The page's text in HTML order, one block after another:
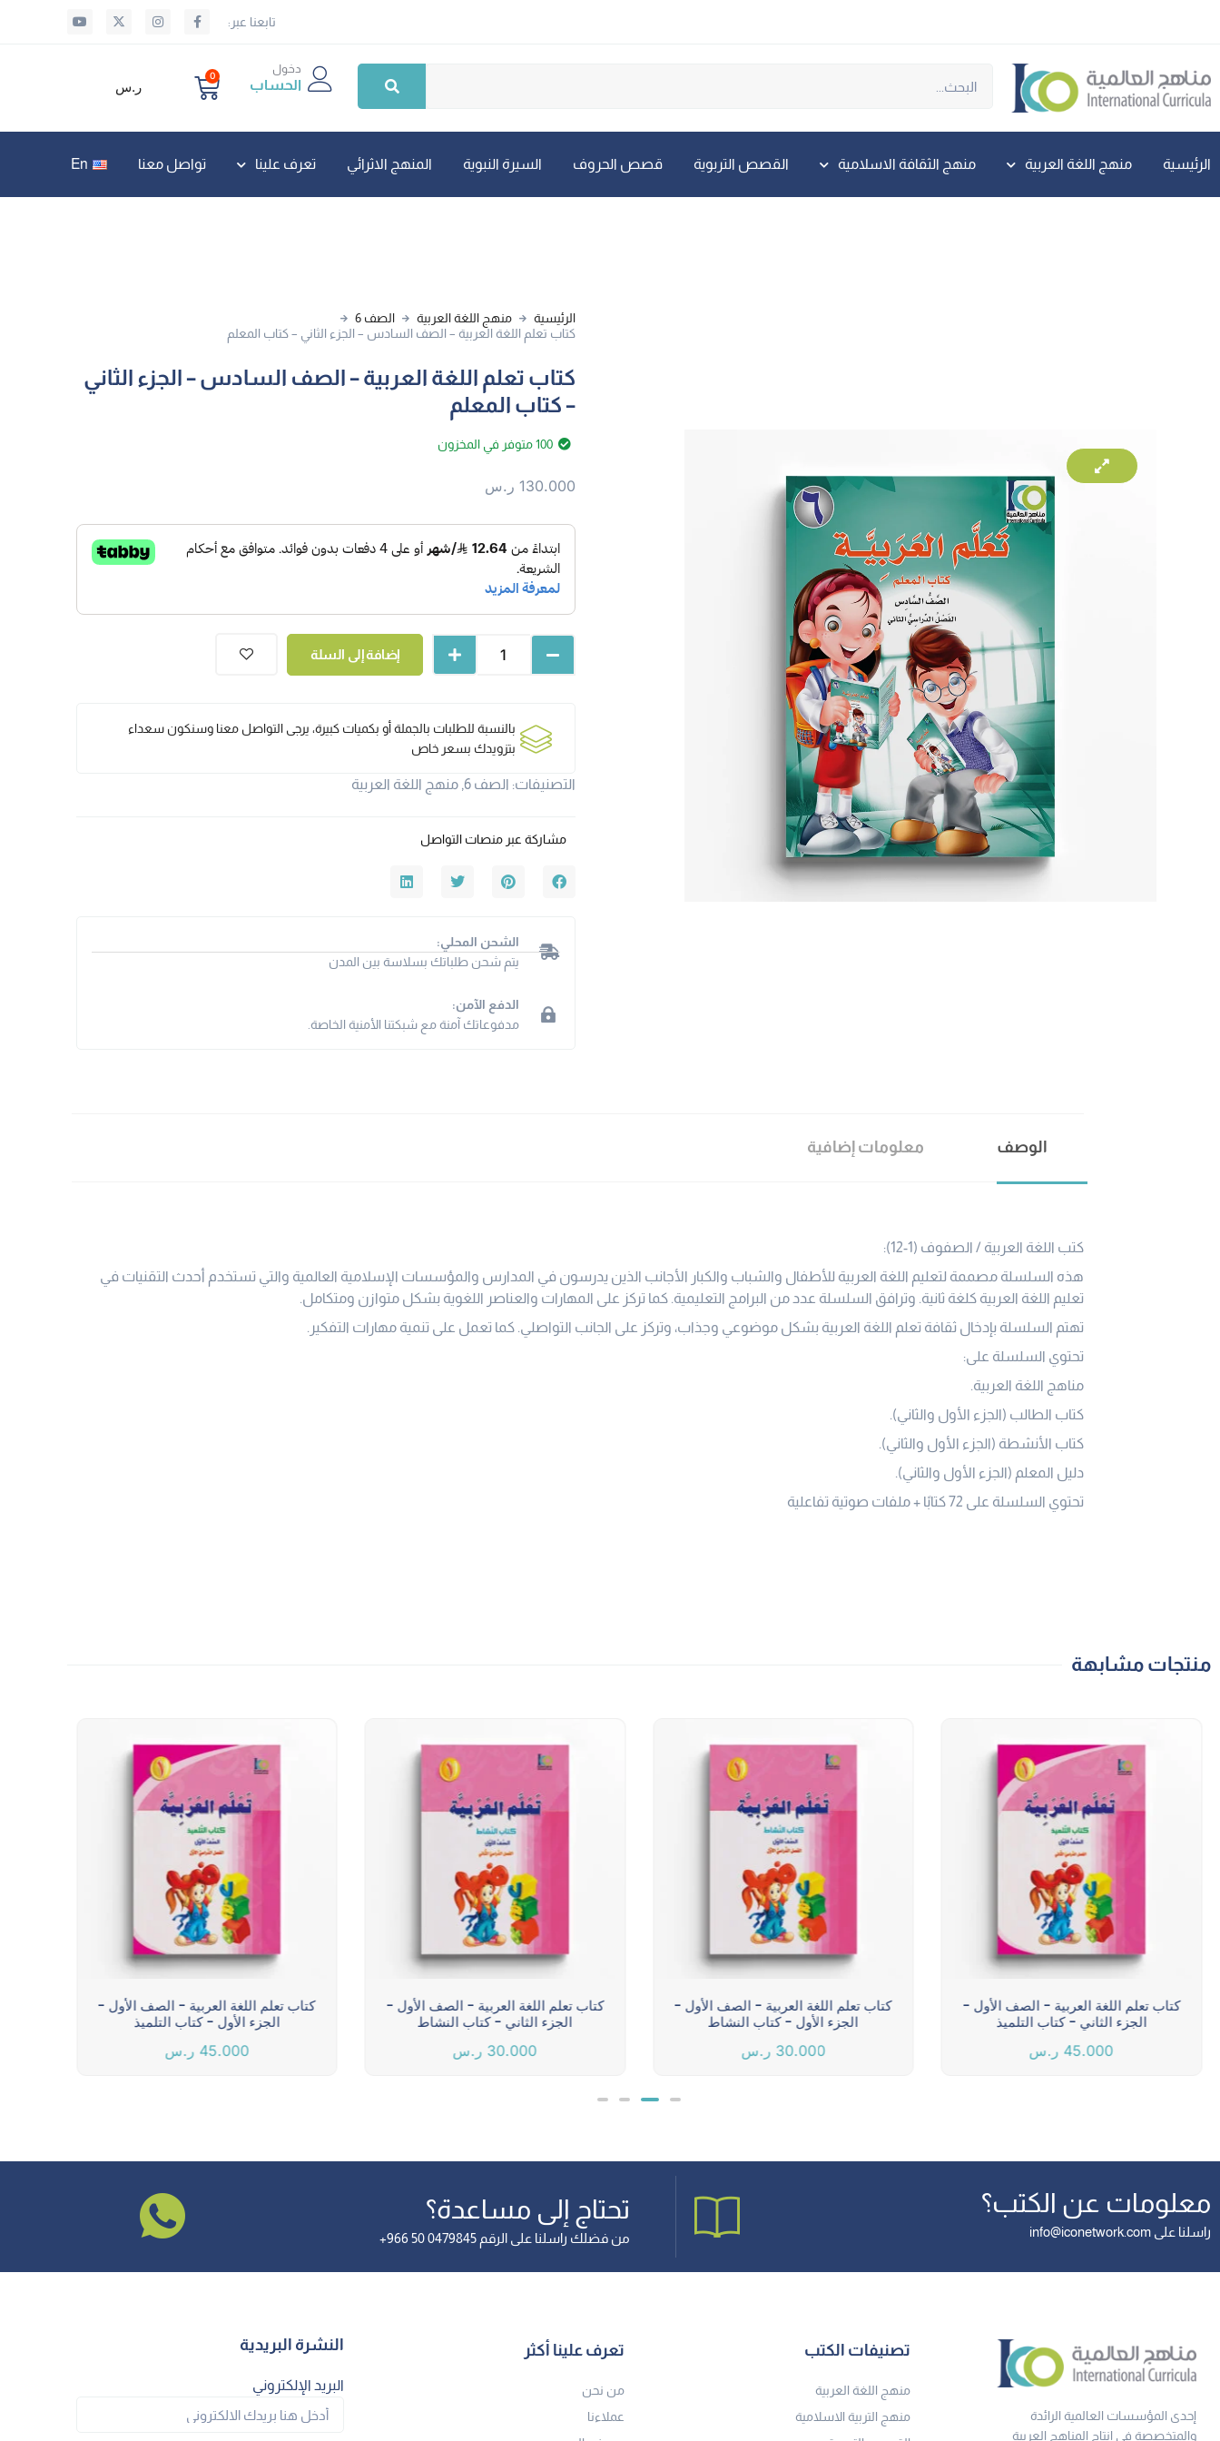
تابعنا عبر:
دخول
الحساب
0
ر.س
الرئيسية منهج اللغة العربية منهج الثقافة الاسلامية القصص التربوية قصص الحروف السيرة النبوية المنهج الاثرائي تعرف علينا تواصل معنا En
الرئيسية منهج اللغة العربية
الصف 6
كتاب تعلم اللغة العربية – الصف السادس – الجزء الثاني – كتاب المعلم
كتاب تعلم اللغة العربية – الصف السادس – الجزء الثاني
– كتاب المعلم
100 متوفر في المخزون
130.000 ر.س
إضافة إلى السلة
بالنسبة للطلبات بالجملة أو بكميات كبيرة، يرجى التواصل معنا وسنكون سعداء
بتزويدك بسعر خاص
التصنيفات: الصف 6 , منهج اللغة العربية
مشاركة عبر منصات التواصل
الشحن المحلي:
يتم شحن طلباتك بسلاسة بين المدن
الدفع الآمن:
مدفوعاتك آمنة مع شبكتنا الأمنية الخاصة.
الوصف معلومات إضافية
كتب اللغة العربية / الصفوف (1-12):
هذه السلسلة مصممة لتعليم اللغة العربية للأطفال والشباب والكبار الأجانب الذين يدرسون في المدارس والمؤسسات الإسلامية العالمية والتي تستخدم أحدث التقنيات في
تعليم اللغة العربية كلغة ثانية. وترافق السلسلة عدد من البرامج التعليمية. كما تركز على المهارات والعناصر اللغوية بشكل متوازن ومتكامل.
تهتم السلسلة بإدخال ثقافة تعلم اللغة العربية بشكل موضوعي وجذاب، وتركز على الجانب التواصلي. كما تعمل على تنمية مهارات التفكير.
تحتوي السلسلة على:
مناهج اللغة العربية.
كتاب الطالب (الجزء الأول والثاني).
كتاب الأنشطة (الجزء الأول والثاني).
دليل المعلم (الجزء الأول والثاني).
تحتوي السلسلة على 72 كتابًا + ملفات صوتية تفاعلية
منتجات مشابهة
كتاب تعلم اللغة العربية - الصف الأول -
الجزء الثاني - كتاب التلميذ
45.000 ر.س
كتاب تعلم اللغة العربية - الصف الأول -
الجزء الأول - كتاب النشاط
30.000 ر.س
كتاب تعلم اللغة العربية - الصف الأول -
الجزء الثاني - كتاب النشاط
30.000 ر.س
كتاب تعلم اللغة العربية - الصف الأول -
الجزء الأول - كتاب التلميذ
45.000 ر.س
معلومات عن الكتب؟
راسلنا على info@iconetwork.com
تحتاج إلى مساعدة؟
من فضلك راسلنا على الرقم 0479845 50 966+
إحدى المؤسسات العالمية الرائدة
والمتخصصة في إنتاج المناهج العربية
تصنيفات الكتب
منهج اللغة العربية
منهج التربية الاسلامية
تعرف علينا أكثر
من نحن
عملاءنا
النشرة البريدية
البريد الإلكتروني